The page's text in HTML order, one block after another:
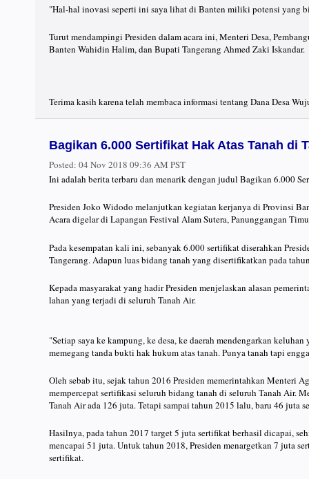
"Hal-hal inovasi seperti ini saya lihat di Banten miliki potensi yang
Turut mendampingi Presiden dalam acara ini, Menteri Desa,
Banten Wahidin Halim, dan Bupati Tangerang Ahmed Zaki Iskandar.
Terima kasih karena telah membaca informasi tentang Dana Desa
Bagikan 6.000 Sertifikat Hak Atas Tanah di
Posted: 04 Nov 2018 09:36 AM PST
Ini adalah berita terbaru dan menarik dengan judul Bagikan 6.000
Presiden Joko Widodo melanjutkan kegiatan kerjanya di Provinsi
Acara digelar di Lapangan Festival Alam Sutera, Panunggangan
Pada kesempatan kali ini, sebanyak 6.000 sertifikat diserahkan
Tangerang. Adapun luas bidang tanah yang disertifikatkan pada
Kepada masyarakat yang hadir Presiden menjelaskan alasan
lahan yang terjadi di seluruh Tanah Air.
"Setiap saya ke kampung, ke desa, ke daerah mendengarkan
memegang tanda bukti hak hukum atas tanah. Punya tanah tapi
Oleh sebab itu, sejak tahun 2016 Presiden memerintahkan Menteri
mempercepat sertifikasi seluruh bidang tanah di seluruh Tanah Air.
Tanah Air ada 126 juta. Tetapi sampai tahun 2015 lalu, baru 46
Hasilnya, pada tahun 2017 target 5 juta sertifikat berhasil dicapai,
mencapai 51 juta. Untuk tahun 2018, Presiden menargetkan 7 juta
sertifikat.